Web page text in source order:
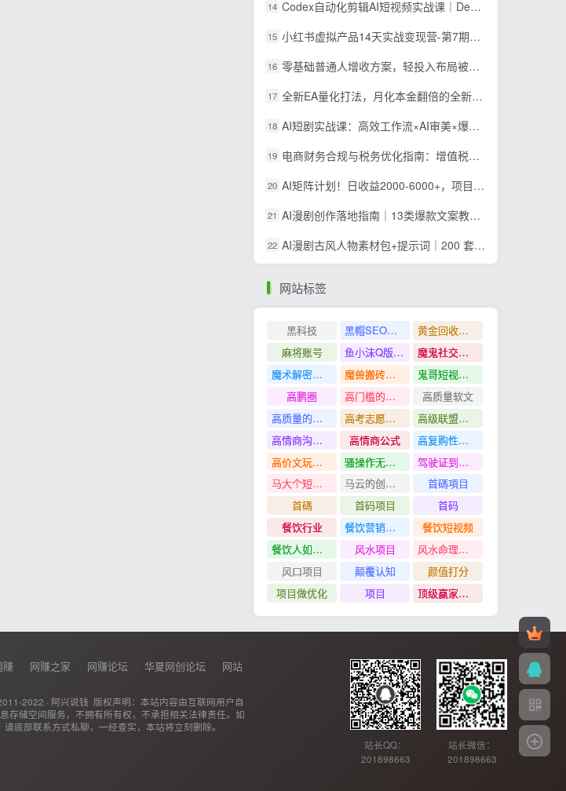
14 Codex自动化剪辑AI短视频实战课｜DeepSeek V4 Pro多API联动，图文成片封装Skill全流程
15 小红书虚拟产品14天实战变现营-第7期：需求挖掘×AI+Skill原创×产品矩阵×内容笔记×一人公司进阶×全链路
16 零基础普通人增收方案，轻投入布局被动收入，多多虚拟月收益 1-3 万
17 全新EA量化打法，月化本金翻倍的全新策略，安全稳定持续输出
18 AI短剧实战课：高效工作流×AI审美×爆款拆解×文案角色场景分镜×LibTV进阶×站位控制×从脚本到成片交付全流程
19 电商财务合规与税务优化指南：增值税+企税+个税全覆盖，财务制度搭建落地纳税筹划方案
20 AI矩阵计划！日收益2000-6000+，项目绿色长久，安全稳健，合规靠谱，可批量放大。
21 AI漫剧创作落地指南｜13类爆款文案教学，Sora、即梦、GPT-Image全套出片工具实操教学
22 AI漫剧古风人物素材包+提示词｜200 套古代言情三视图，配套专属提示词短剧主角配角直接套用
网站标签
黑科技 黑帽SEO案例分析
黄金回收奢侈品
麻将账号
鱼小沫Q版人物团练课
魔鬼社交实战课全套课程
魔术解密教程
魔兽搬砖搞钱
鬼哥短视频底层逻辑
高鹏圈
高门槛的生意
高质量软文
高质量的问答和知识分享
高考志愿填报
高级联盟营销教程
高情商沟通管理课
高情商公式
高复购性行业
高价文玩众筹分红项目
骚操作无脑裂变
驾驶证到期换证
马大个短视频投放课
马云的创业故事
首碼項目
首碼
首码项目
首码
餐饮行业
餐饮营销管理特训班
餐饮短视频
餐饮人如何用团购给门店拓客
风水项目
风水命理项目
风口项目
颠覆认知
颜值打分
项目做优化
项目 顶级赢家思维
赚 网赚之家 网赚论坛 华夏网创论坛
网站
2022 · 阿兴说钱 版权声明：本站内容由互联网用户自
存储空间服务，不拥有所有权，不承担相关法律责任。如
底部联系方式私聊，一经查实，本站将立刻删除。
站长QQ：
201898663
站长微信：
201898663